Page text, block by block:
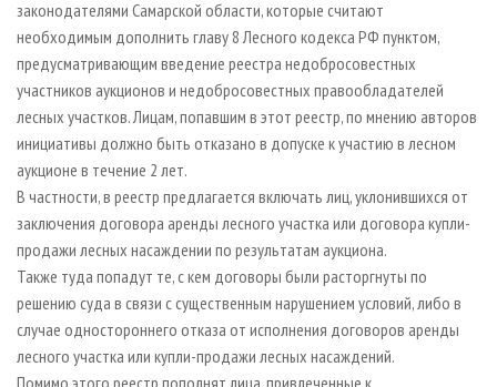
ДЕРЕВЯННОЕ ДОМОСТРОЕНИЕ
ПРОИЗВОДСТВО МЕБЕЛИ
БИОЭНЕРГЕТИКА
ЦБП
ИНСТРУМЕНТ И МАТЕРИАЛЫ
ОФИЦИАЛЬНЫЕ ДЕЛЕГАЦИИ
ПРИОРИТЕТНЫЕ ИНВЕСТПРОЕКТЫ
RUSSIAN FORESTRY REVIEW
ГАЗЕТА ЛЕСПРОМФОРУМ
БИБЛИОТЕКА СПЕЦИАЛИСТА
законодателями Самарской области, которые считают
необходимым дополнить главу 8 Лесного кодекса РФ пунктом,
предусматривающим введение реестра недобросовестных
участников аукционов и недобросовестных правообладателей
лесных участков. Лицам, попавшим в этот реестр, по мнению авторов
инициативы должно быть отказано в допуске к участию в лесном
аукционе в течение 2 лет.
В частности, в реестр предлагается включать лиц, уклонившихся от
заключения договора аренды лесного участка или договора купли-
продажи лесных насаждении по результатам аукциона.
Также туда попадут те, с кем договоры были расторгнуты по
решению суда в связи с существенным нарушением условий, либо в
случае одностороннего отказа от исполнения договоров аренды
лесного участка или купли-продажи лесных насаждений.
Помимо этого реестр пополнят лица, привлеченные к